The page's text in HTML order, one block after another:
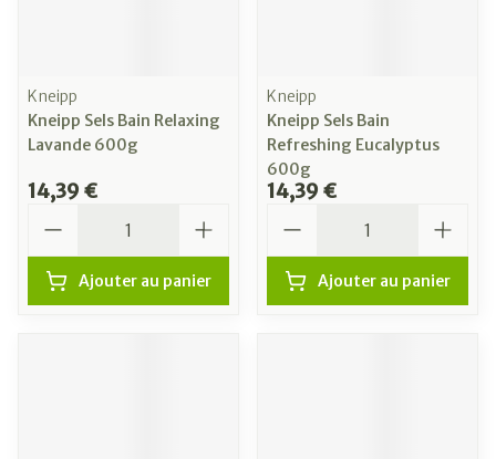
Kneipp
Kneipp Sels Bain Relaxing
Lavande 600g
14,39 €
Ajouter au panier
Kneipp
Kneipp Sels Bain
Refreshing Eucalyptus
600g
14,39 €
Ajouter au panier